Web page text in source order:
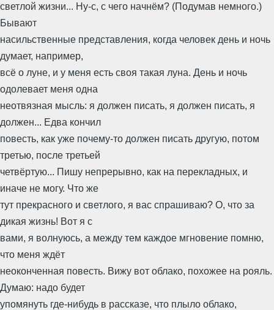
светлой жизни... Ну-с, с чего начнём? (Подумав немного.)
Бывают
насильственные представления, когда человек день и ночь
думает, например,
всё о луне, и у меня есть своя такая луна. День и ночь
одолевает меня одна
неотвязная мысль: я должен писать, я должен писать, я
должен... Едва кончил
повесть, как уже почему-то должен писать другую, потом
третью, после третьей
четвёртую... Пишу непрерывно, как на перекладных, и
иначе не могу. Что же
тут прекрасного и светлого, я вас спрашиваю? О, что за
дикая жизнь! Вот я с
вами, я волнуюсь, а между тем каждое мгновение помню,
что меня ждёт
неоконченная повесть. Вижу вот облако, похожее на рояль.
Думаю: надо будет
упомянуть где-нибудь в рассказе, что плыло облако,